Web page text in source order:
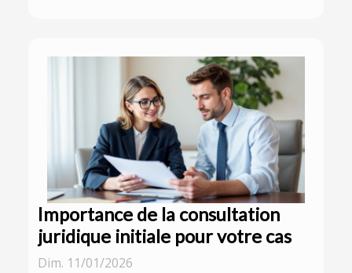
Importance de la consultation
juridique initiale pour votre cas
Dim. 11/01/2026